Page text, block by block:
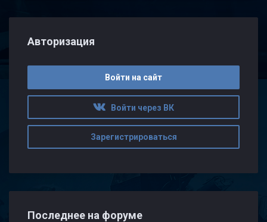
Авторизация
Войти на сайт
Войти через ВК
Зарегистрироваться
Последнее на форуме